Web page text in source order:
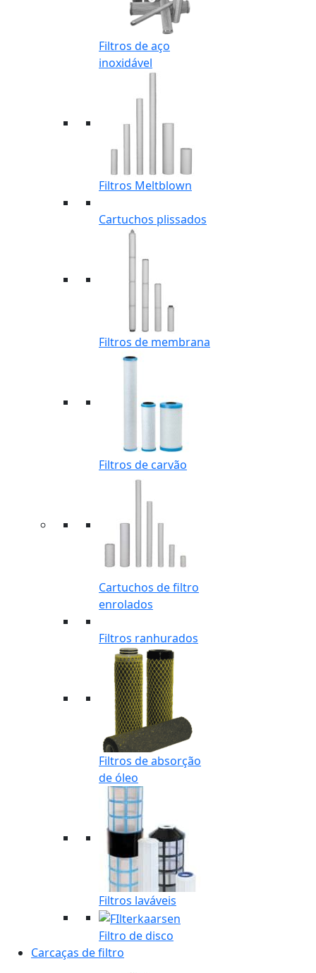
Filtros de aço
inoxidável
Filtros Meltblown
Cartuchos plissados
Filtros de membrana
Filtros de carvão
Cartuchos de filtro
enrolados
Filtros ranhurados
Filtros de absorção
de óleo
Filtros laváveis
Filtro de disco
Carcaças de filtro